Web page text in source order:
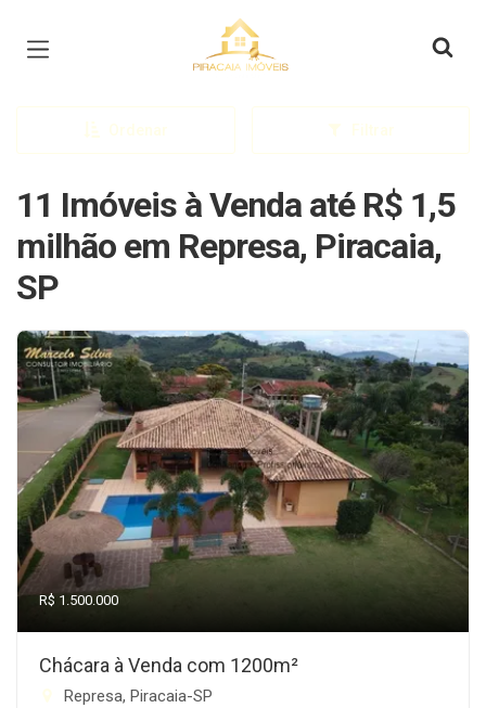
Página inicial
Ordenar Filtrar
11 Imóveis à Venda até R$ 1,5
milhão em Represa, Piracaia,
SP
R$ 1.500.000
Chácara à Venda com 1200m²
Represa, Piracaia-SP